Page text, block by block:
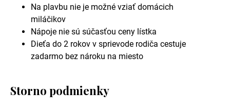
Na plavbu nie je možné vziať domácich
miláčikov
Nápoje nie sú súčasťou ceny lístka
Dieťa do 2 rokov v sprievode rodiča cestuje
zadarmo bez nároku na miesto
Storno podmienky